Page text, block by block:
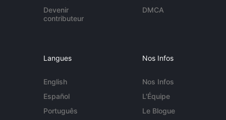
Devenir
contributeur
DMCA
Langues
English
Español
Português
Nos Infos
Nos Infos
L'Équipe
Le Blogue